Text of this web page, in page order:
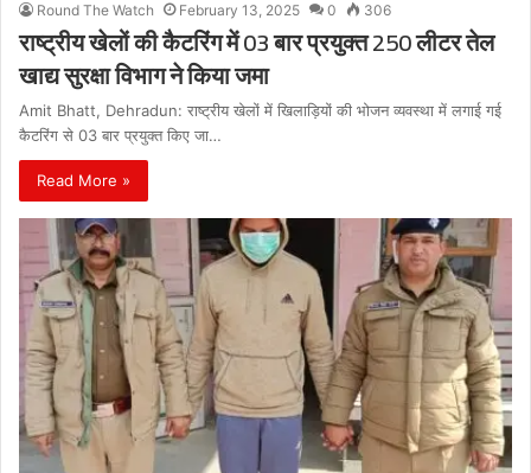
Round The Watch February 13, 2025 0 306
राष्ट्रीय खेलों की कैटरिंग में 03 बार प्रयुक्त 250 लीटर तेल
खाद्य सुरक्षा विभाग ने किया जमा
Amit Bhatt, Dehradun: राष्ट्रीय खेलों में खिलाड़ियों की भोजन व्यवस्था में लगाई गई
कैटरिंग से 03 बार प्रयुक्त किए जा…
Read More »